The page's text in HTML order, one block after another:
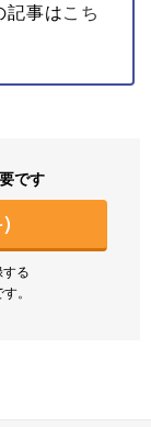
記事はこち
です
る
。